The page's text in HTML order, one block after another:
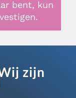
bent, kun
zijn